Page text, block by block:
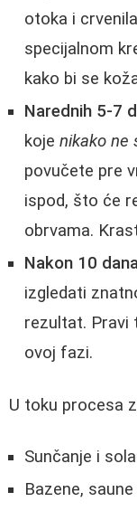
otoka i
specijalnom
kako bi se
Narednih 5-7
koje nikako ne
povučete pre
ispod, što će
obrvama.
Nakon 10
izgledati
rezultat. Pravi
ovoj fazi.
U toku procesa
Sunčanje i
Bazene,